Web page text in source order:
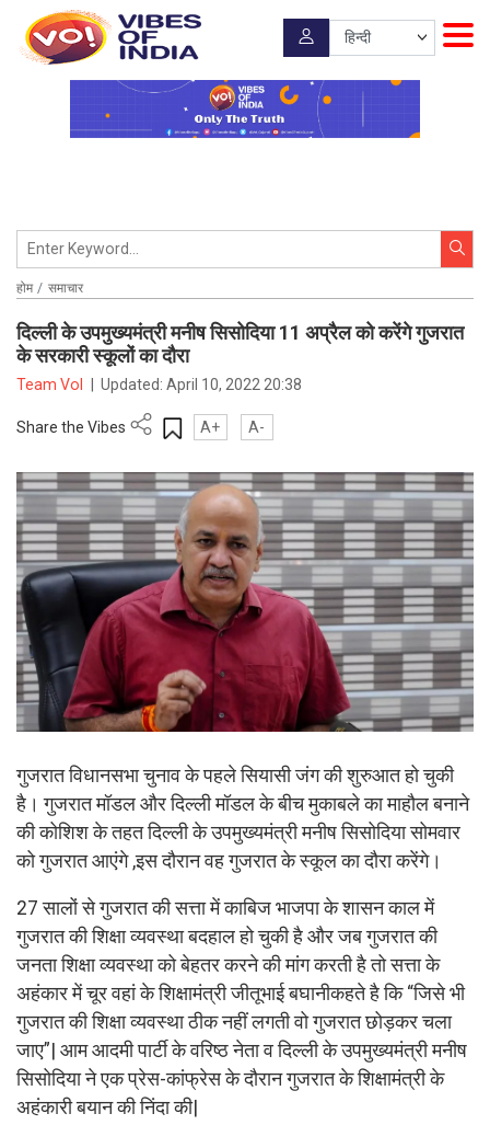
होम समाचार
दिल्ली के उपमुख्यमंत्री मनीष सिसोदिया 11 अप्रैल को करेंगे गुजरात
के सरकारी स्कूलों का दौरा
Team VoI Updated:April 10, 2022 20:38
Share the Vibes A+ A-
गुजरात विधानसभा चुनाव के पहले सियासी जंग की शुरुआत हो चुकी
है। गुजरात मॉडल और दिल्ली मॉडल के बीच मुकाबले का माहौल बनाने
की कोशिश के तहत दिल्ली के उपमुख्यमंत्री मनीष सिसोदिया सोमवार
को गुजरात आएंगे ,इस दौरान वह गुजरात के स्कूल का दौरा करेंगे।
27 सालों से गुजरात की सत्ता में काबिज भाजपा के शासन काल में
गुजरात की शिक्षा व्यवस्था बदहाल हो चुकी है और जब गुजरात की
जनता शिक्षा व्यवस्था को बेहतर करने की मांग करती है तो सत्ता के
अहंकार में चूर वहां के शिक्षामंत्री जीतूभाई बघानीकहते है कि “जिसे भी
गुजरात की शिक्षा व्यवस्था ठीक नहीं लगती वो गुजरात छोड़कर चला
जाए”| आम आदमी पार्टी के वरिष्ठ नेता व दिल्ली के उपमुख्यमंत्री मनीष
सिसोदिया ने एक प्रेस-कांफ्रेस के दौरान गुजरात के शिक्षामंत्री के
अहंकारी बयान की निंदा की|